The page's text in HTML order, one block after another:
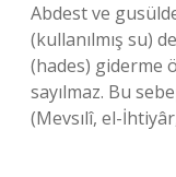
Abdest ve
(kullanılmış su)
(hades) giderme
sayılmaz. Bu
(Mevsılî, el-